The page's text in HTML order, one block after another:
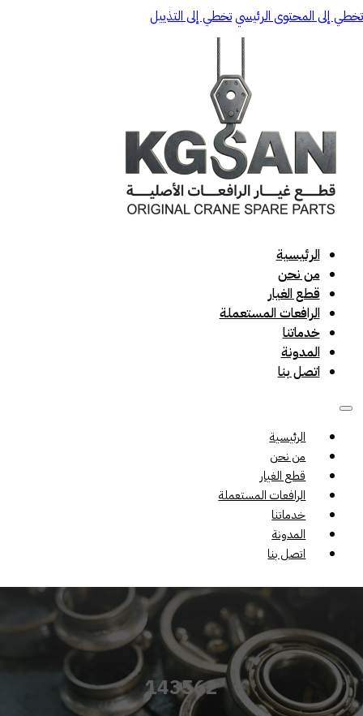
تخطي إلى المحتوى الرئيسيتخطي إلى التذييل
الرئيسية
من نحن
قطع الغيار
الرافعات المستعملة
خدماتنا
المدونة
اتصل بنا
الرئيسية
من نحن
قطع الغيار
الرافعات المستعملة
خدماتنا
المدونة
اتصل بنا
143562